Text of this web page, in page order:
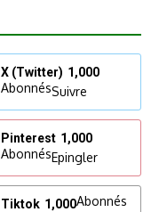
X (Twitter) 1,000
AbonnésSuivre
Pinterest 1,000
AbonnésEpingler
Tiktok 1,000Abonnés